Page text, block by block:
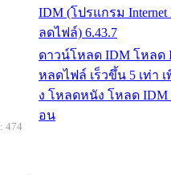
IDM (โปรแกรม Internet
ลดไฟล์) 6.43.7
ดาวน์โหลด IDM โหลด
หลดไฟล์ เร็วขึ้น 5 เท่า
ง โหลดหนัง โหลด IDM
อน
474